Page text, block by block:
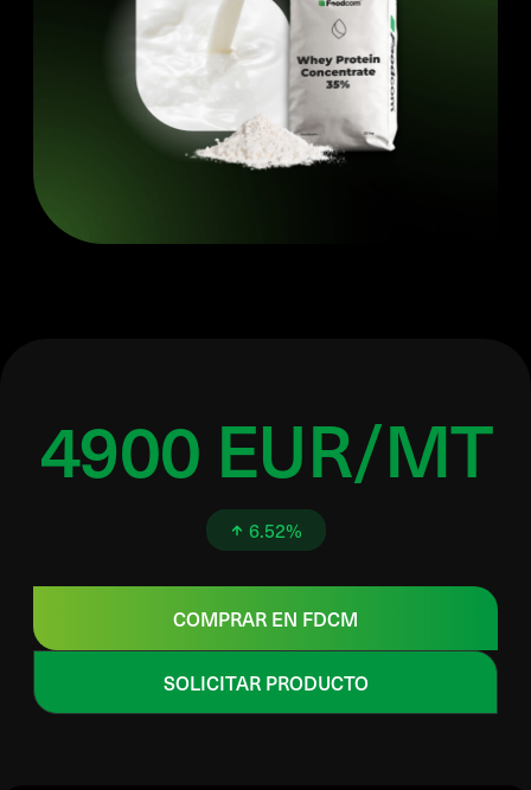
4900 EUR/MT
6.52%
COMPRAR EN FDCM
SOLICITAR PRODUCTO